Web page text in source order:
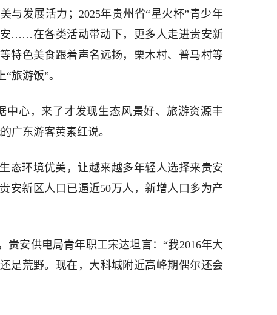
与发展活力；2025年贵州省“星火杯”青少年
……在各类活动带动下，更多人走进贵安新
特色美食跟着声名远扬，栗木村、普马村等
旅游饭”。
中心，来了才发现生态风景好、旅游资源丰
广东游客黄素红说。
态环境优美，让越来越多年轻人选择来贵安
安新区人口已逼近50万人，新增人口多为产
贵安供电局青年职工宋达坦言：“我2016年大
是荒野。现在，大科城附近高峰期偶尔还会